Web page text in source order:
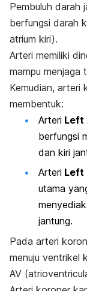
Pembuluh darah
berfungsi darah
atrium kiri).
Arteri memiliki
mampu menjaga
Kemudian, arteri
membentuk:
Arteri Left
berfungsi
dan kiri
Arteri Left
utama
jantung.
Pada arteri
menuju ventrikel
AV